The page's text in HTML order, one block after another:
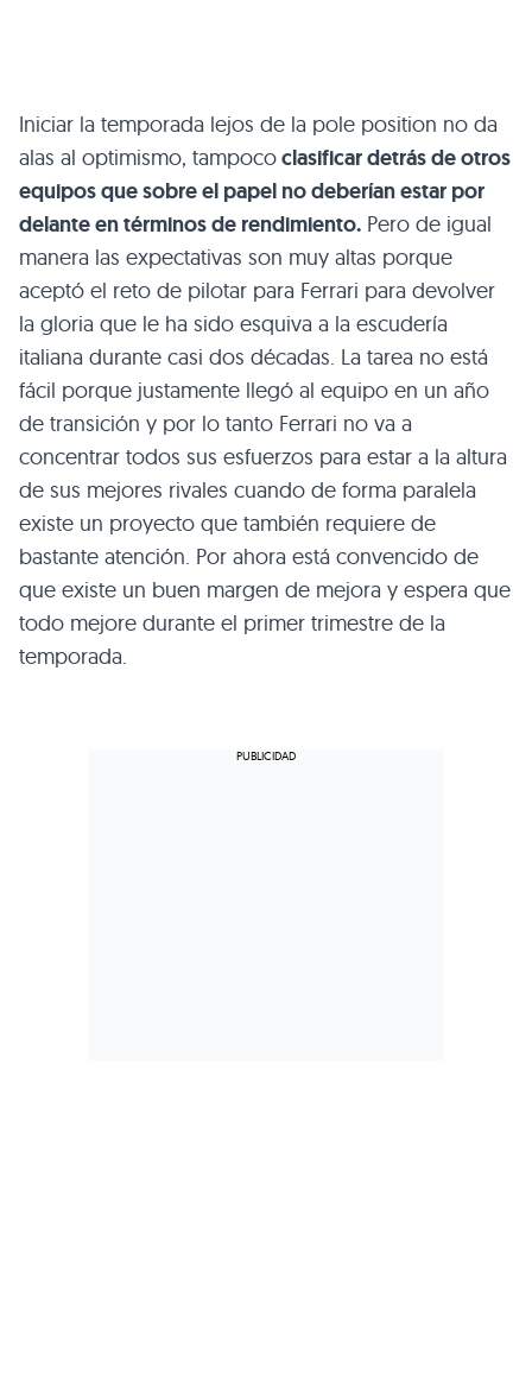
Iniciar la temporada lejos de la pole position no da
alas al optimismo, tampococlasificar detrás de otros
equipos que sobre el papel no deberían estar por
delante en términos de rendimiento. Pero de igual
manera las expectativas son muy altas porque
aceptó el reto de pilotar para Ferrari para devolver
la gloria que le ha sido esquiva a la escudería
italiana durante casi dos décadas. La tarea no está
fácil porque justamente llegó al equipo en un año
de transición y por lo tanto Ferrari no va a
concentrar todos sus esfuerzos para estar a la altura
de sus mejores rivales cuando de forma paralela
existe un proyecto que también requiere de
bastante atención. Por ahora está convencido de
que existe un buen margen de mejora y espera que
todo mejore durante el primer trimestre de la
temporada.